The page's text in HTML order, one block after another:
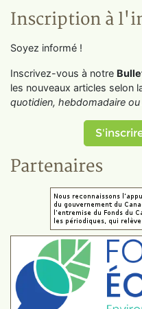
Inscription à
Soyez informé !
Inscrivez-vous à notre
les nouveaux articles selon
quotidien, hebdomadaire ou
Partenaires